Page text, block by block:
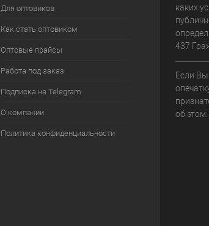
Для оптовиков
Как стать оптовиком
Оптовые прайсы
Работа под заказ
Подписка на Telegram
О компании
Политика конфиденциальности
каких
437
Если
об этом.